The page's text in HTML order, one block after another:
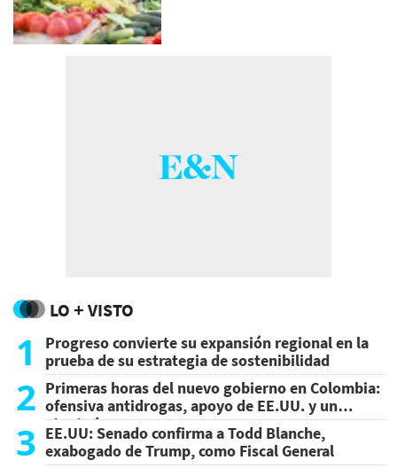
LO + VISTO
1
Progreso convierte su expansión regional en la
prueba de su estrategia de sostenibilidad
2 Primeras horas del nuevo gobierno en Colombia:
ofensiva antidrogas, apoyo de EE.UU. y un
atentado
3 EE.UU: Senado confirma a Todd Blanche,
exabogado de Trump, como Fiscal General